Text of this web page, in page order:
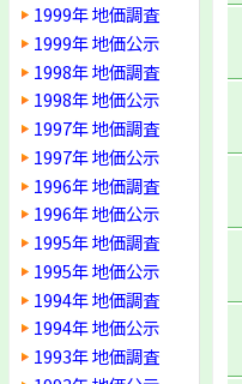
1999年 地価調査
1999年 地価公示
1998年 地価調査
1998年 地価公示
1997年 地価調査
1997年 地価公示
1996年 地価調査
1996年 地価公示
1995年 地価調査
1995年 地価公示
1994年 地価調査
1994年 地価公示
1993年 地価調査